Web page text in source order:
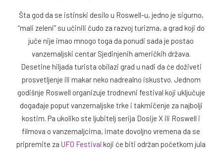
Šta god da se istinski desilo u Roswell-u, jedno je sigurno,
“mali zeleni” su učinili čudo za razvoj turizma, a grad koji do
juče nije imao mnogo toga da ponudi sada je postao
vanzemaljski centar Sjedinjenih američkih država.
Desetine hiljada turista obilazi grad u nadi da će doživeti
prosvetljenje ili makar neko nadrealno iskustvo. Jednom
godišnje Roswell organizuje trodnevni festival koji uključuje
događaje poput vanzemaljske trke i takmičenje za najbolji
kostim. Pa ukoliko ste ljubitelj serija Dosije X ili Roswell i
filmova o vanzemaljcima, imate dovoljno vremena da se
pripremite za UFO Festival koji će biti održan početkom jula